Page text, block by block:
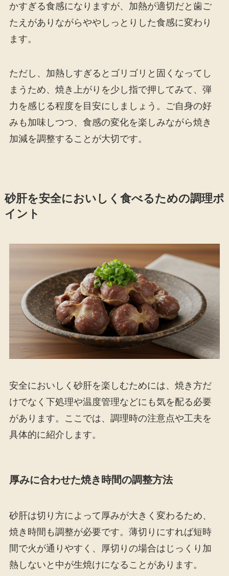
かすぎる食感になりますが、加熱が適切だと歯ご
たえがありながらややしっとりした食感に変わり
ます。
ただし、加熱しすぎるとゴリゴリと固くなってし
まうため、焼き上がりを少し指で押してみて、弾
力を感じる程度を目安にしましょう。ご自身の好
みも加味しつつ、食感の変化を楽しみながら焼き
加減を調整することが大切です。
砂肝を安全においしく食べるための調理ポ
イント
安全においしく砂肝を楽しむためには、焼き方だ
けでなく下処理や温度管理などにも気を配る必要
があります。ここでは、調理時の注意点や工夫を
具体的に紹介します。
厚みに合わせた焼き時間の調整方法
砂肝は切り方によって厚みが大きく変わるため、
焼き時間も調整が必要です。薄切りにすれば短時
間で火が通りやすく、厚切りの場合はじっくり加
熱しないと中が生焼けになることがあります。